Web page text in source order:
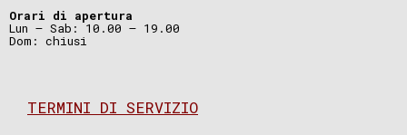
Orari di apertura
Lun – Sab: 10.00 – 19.00
Dom: chiusi
TERMINI DI SERVIZIO